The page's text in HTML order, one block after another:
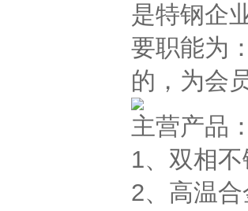
是特钢企
要职能为
的，为会
主营产品
1、双相
2、高温